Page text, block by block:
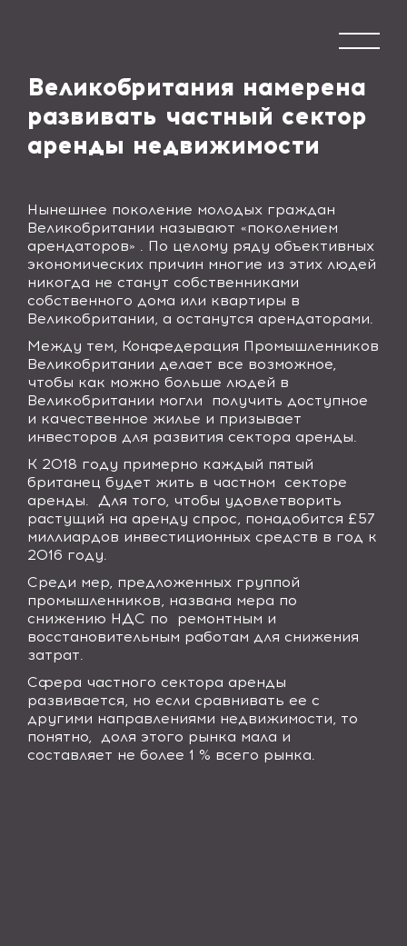
Великобритания намерена
развивать частный сектор
аренды недвижимости
Нынешнее поколение молодых граждан
Великобритании называют «поколением
арендаторов» . По целому ряду объективных
экономических причин многие из этих людей
никогда не станут собственниками
собственного дома или квартиры в
Великобритании, а останутся арендаторами.
Между тем, Конфедерация Промышленников
Великобритании делает все возможное,
чтобы как можно больше людей в
Великобритании могли получить доступное
и качественное жилье и призывает
инвесторов для развития сектора аренды.
К 2018 году примерно каждый пятый
британец будет жить в частном секторе
аренды. Для того, чтобы удовлетворить
растущий на аренду спрос, понадобится £57
миллиардов инвестиционных средств в год к
2016 году.
Среди мер, предложенных группой
промышленников, названа мера по
снижению НДС по ремонтным и
восстановительным работам для снижения
затрат.
Сфера частного сектора аренды
развивается, но если сравнивать ее с
другими направлениями недвижимости, то
понятно, доля этого рынка мала и
составляет не более 1 % всего рынка.